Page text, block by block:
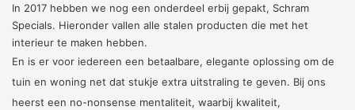
In 2017 hebben we nog een onderdeel erbij gepakt, Schram
Specials. Hieronder vallen alle stalen producten die met het
interieur te maken hebben.
En is er voor iedereen een betaalbare, elegante oplossing om de
tuin en woning net dat stukje extra uitstraling te geven. Bij ons
heerst een no-nonsense mentaliteit, waarbij kwaliteit,